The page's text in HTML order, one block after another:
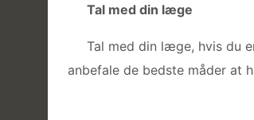
Tal med din læge
Tal med din læge, hvis du
anbefale de bedste måder at